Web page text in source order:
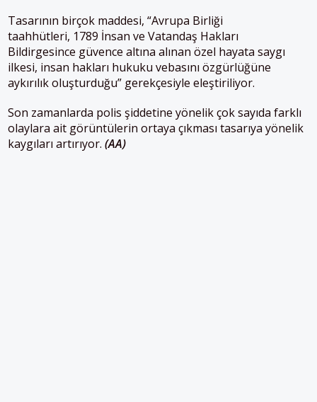
Tasarının birçok maddesi, “Avrupa Birliği
taahhütleri, 1789 İnsan ve Vatandaş Hakları
Bildirgesince güvence altına alınan özel hayata saygı
ilkesi, insan hakları hukuku vebasını özgürlüğüne
aykırılık oluşturduğu” gerekçesiyle eleştiriliyor.
Son zamanlarda polis şiddetine yönelik çok sayıda farklı
olaylara ait görüntülerin ortaya çıkması tasarıya yönelik
kaygıları artırıyor. (AA)